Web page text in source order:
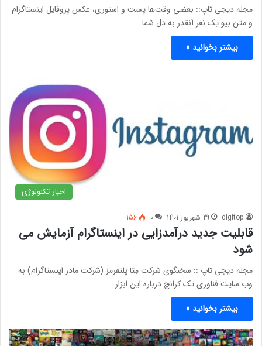
مجله دیجی تاپ:: بعضی وقت‌ها پست و استوری، عکس پروفایل اینستاگرام
و متن بیو یک نفر آنقدر به دل شما…
بیشتر بخوانید »
اخبار تکنولوژی
digitop 29 شهریور 1401 0
156
قابلیت جدید درآمدزایی در اینستاگرام آزمایش می
شود
مجله دیجی تاپ :: سخنگوی شرکت مِتا پلتفرمز (شرکت مادر اینستاگرام) به
وب سایت فناوری تِک کرانچ درباره این ابزار…
بیشتر بخوانید »